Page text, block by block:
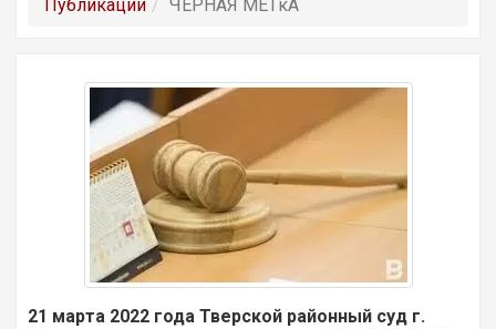
Публикации ЧЕРНАЯ METкA
21 марта 2022 года Тверской районный суд г.